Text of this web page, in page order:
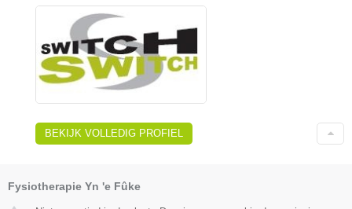
BEKIJK VOLLEDIG PROFIEL
Fysiotherapie Yn 'e Fûke